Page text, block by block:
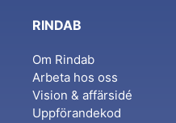
RINDAB
Om Rindab
Arbeta hos oss
Vision & affärsidé
Uppförandekod